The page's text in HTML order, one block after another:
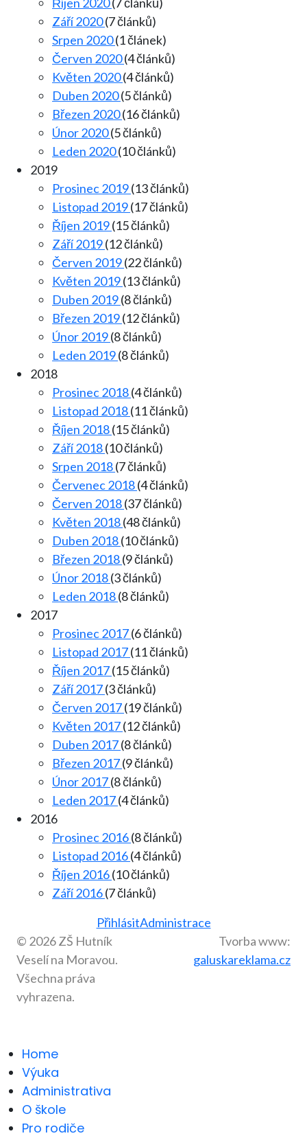
Září 2020(7 článků)
Srpen 2020(1 článek)
Červen 2020(4 článků)
Květen 2020(4 článků)
Duben 2020(5 článků)
Březen 2020(16 článků)
Únor 2020(5 článků)
Leden 2020(10 článků)
2019
Prosinec 2019(13 článků)
Listopad 2019(17 článků)
Říjen 2019(15 článků)
Září 2019(12 článků)
Červen 2019(22 článků)
Květen 2019(13 článků)
Duben 2019(8 článků)
Březen 2019(12 článků)
Únor 2019(8 článků)
Leden 2019(8 článků)
2018
Prosinec 2018(4 článků)
Listopad 2018(11 článků)
Říjen 2018(15 článků)
Září 2018(10 článků)
Srpen 2018(7 článků)
Červenec 2018(4 článků)
Červen 2018(37 článků)
Květen 2018(48 článků)
Duben 2018(10 článků)
Březen 2018(9 článků)
Únor 2018(3 článků)
Leden 2018(8 článků)
2017
Prosinec 2017(6 článků)
Listopad 2017(11 článků)
Říjen 2017(15 článků)
Září 2017(3 článků)
Červen 2017(19 článků)
Květen 2017(12 článků)
Duben 2017(8 článků)
Březen 2017(9 článků)
Únor 2017(8 článků)
Leden 2017(4 článků)
2016
Prosinec 2016(8 článků)
Listopad 2016(4 článků)
Říjen 2016(10 článků)
Září 2016(7 článků)
PřihlásitAdministrace
© 2026 ZŠ Hutník
Veselí na Moravou.
Všechna práva
vyhrazena.
Tvorba www:
galuskareklama.cz
Home
Výuka
Administrativa
O škole
Pro rodiče